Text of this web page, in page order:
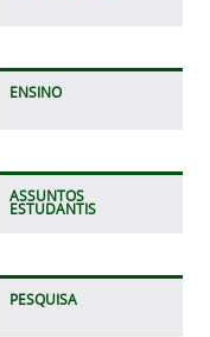
ENSINO
ASSUNTOS
ESTUDANTIS
PESQUISA